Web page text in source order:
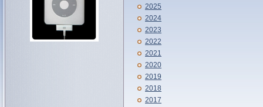
2025
2024
2023
2022
2021
2020
2019
2018
2017